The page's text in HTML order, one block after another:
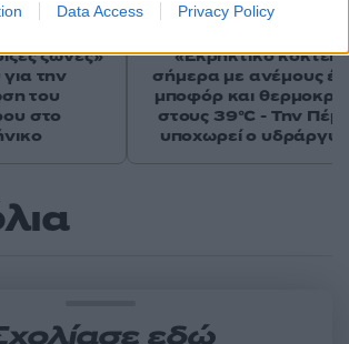
Data Access Privacy Policy
εδώ
ζώνες»
την
του
στο
«Εκρηκτικό
σήμερα με ανέμους
μποφόρ και
στους 39°C - Την
υποχωρεί ο